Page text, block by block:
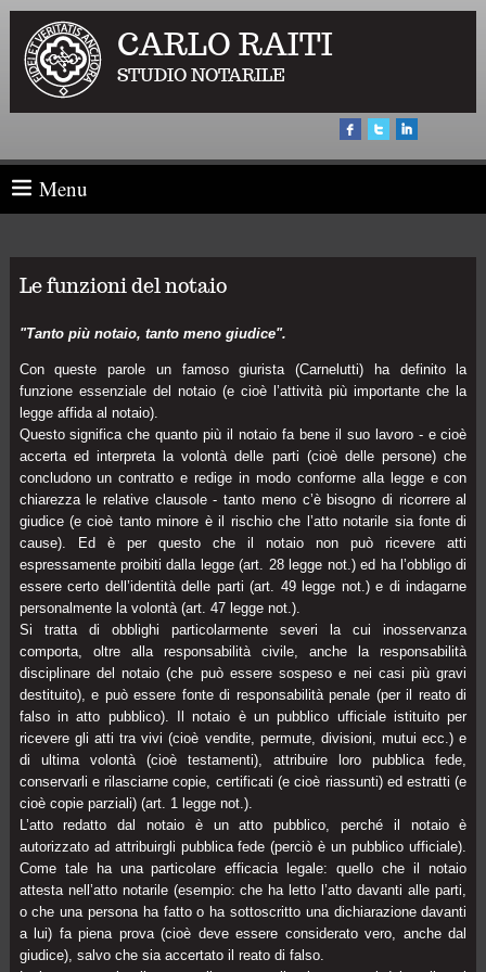
CARLO RAITI
STUDIO NOTARILE
Menu
Le funzioni del notaio
"Tanto più notaio, tanto meno giudice".
Con queste parole un famoso giurista (Carnelutti) ha definito la
funzione essenziale del notaio (e cioè l’attività più importante che la
legge affida al notaio).
Questo significa che quanto più il notaio fa bene il suo lavoro - e cioè
accerta ed interpreta la volontà delle parti (cioè delle persone) che
concludono un contratto e redige in modo conforme alla legge e con
chiarezza le relative clausole - tanto meno c’è bisogno di ricorrere al
giudice (e cioè tanto minore è il rischio che l’atto notarile sia fonte di
cause). Ed è per questo che il notaio non può ricevere atti
espressamente proibiti dalla legge (art. 28 legge not.) ed ha l’obbligo di
essere certo dell’identità delle parti (art. 49 legge not.) e di indagarne
personalmente la volontà (art. 47 legge not.).
Si tratta di obblighi particolarmente severi la cui inosservanza
comporta, oltre alla responsabilità civile, anche la responsabilità
disciplinare del notaio (che può essere sospeso e nei casi più gravi
destituito), e può essere fonte di responsabilità penale (per il reato di
falso in atto pubblico). Il notaio è un pubblico ufficiale istituito per
ricevere gli atti tra vivi (cioè vendite, permute, divisioni, mutui ecc.) e
di ultima volontà (cioè testamenti), attribuire loro pubblica fede,
conservarli e rilasciarne copie, certificati (e cioè riassunti) ed estratti (e
cioè copie parziali) (art. 1 legge not.).
L’atto redatto dal notaio è un atto pubblico, perché il notaio è
autorizzato ad attribuirgli pubblica fede (perciò è un pubblico ufficiale).
Come tale ha una particolare efficacia legale: quello che il notaio
attesta nell’atto notarile (esempio: che ha letto l’atto davanti alle parti,
o che una persona ha fatto o ha sottoscritto una dichiarazione davanti
a lui) fa piena prova (cioè deve essere considerato vero, anche dal
giudice), salvo che sia accertato il reato di falso.